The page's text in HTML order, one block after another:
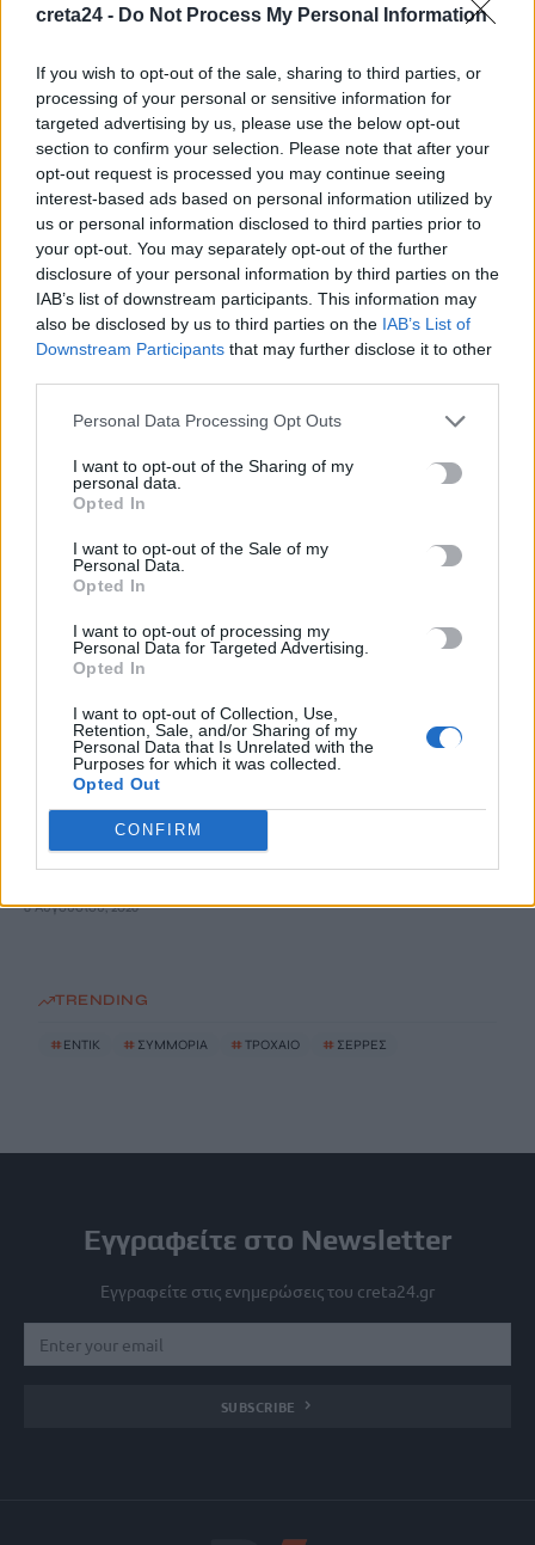
creta24 - Do Not Process My Personal Information
If you wish to opt-out of the sale, sharing to third parties, or
processing of your personal or sensitive information for
targeted advertising by us, please use the below opt-out
section to confirm your selection. Please note that after your
opt-out request is processed you may continue seeing
interest-based ads based on personal information utilized by
us or personal information disclosed to third parties prior to
your opt-out. You may separately opt-out of the further
disclosure of your personal information by third parties on the
IAB’s list of downstream participants. This information may
also be disclosed by us to third parties on the IAB’s List of
Downstream Participants that may further disclose it to other
Personal Data Processing Opt Outs
I want to opt-out of the Sharing of my
personal data.
Opted In
I want to opt-out of the Sale of my
Personal Data.
Opted In
I want to opt-out of processing my
Personal Data for Targeted Advertising.
Opted In
I want to opt-out of Collection, Use,
Retention, Sale, and/or Sharing of my
Personal Data that Is Unrelated with the
Purposes for which it was collected.
Opted Out
CONFIRM
8 Αυγούστου, 2026
Οικογενειακή τραγωδία στις Σέρρες: Τα στοιχεία της ΕΛ.ΑΣ.
και τα τέσσερα σενάρια για το μοιραίο τροχαίο
8 Αυγούστου, 2026
«Θέλω τον πατέρα μου»: 27χρονη παρέσυρε νύφη λίγες ώρες
μετά το γάμο της και ζητούσε να πάει σπίτι της
8 Αυγούστου, 2026
Μίνι χωματερή το παραλιακό μέτωπο της Νέας
Αλικαρνασσού
8 Αυγούστου, 2026
8 Αυγούστου, 2026
Φραγκίσκος Παρασύρης: «Πλήρης κυβερνητική αδιαφορία για
την Κρήτη – Απορρίπτουν το αίτημα για μόνιμο πυροσβεστικό
8 Αυγούστου, 2026
9 μποφόρ θα σαρώσουν το νησί – «Καμπανάκι» για τις
πυρκαγιές!
8 Αυγούστου, 2026
Χιλιάδες επισκέπτες κατέκλυσαν το λιμάνι της Άρβης για την
8 Αυγούστου, 2026
TRENDING
# ΕΝΤΙΚ # ΣΥΜΜΟΡΙΑ # ΤΡΟΧΑΙΟ # ΣΕΡΡΕΣ
Εγγραφείτε στο Newsletter
Εγγραφείτε στις ενημερώσεις του creta24.gr
SUBSCRIBE